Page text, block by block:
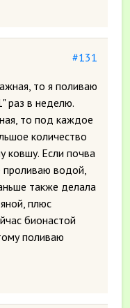
#131
то я поливаю
раз в неделю.
то под каждое
количество
ковшу. Если почва
проливаю водой,
также делала
плюс
бионастой
поливаю